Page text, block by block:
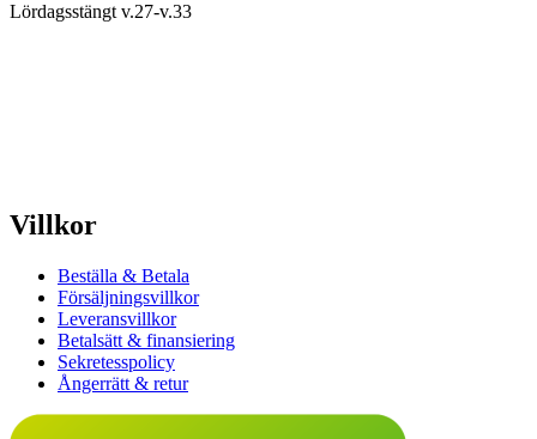
Lördagsstängt v.27-v.33
Villkor
Beställa & Betala
Försäljningsvillkor
Leveransvillkor
Betalsätt & finansiering
Sekretesspolicy
Ångerrätt & retur